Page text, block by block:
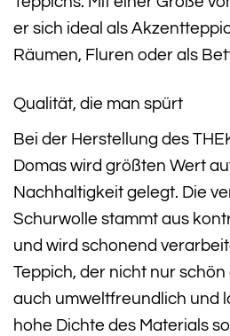
er sich ideal als
Räumen, Fluren oder als
Qualität, die man spürt
Bei der Herstellung des
Domas wird größten Wert
Nachhaltigkeit gelegt. Die
Schurwolle stammt aus
und wird schonend
Teppich, der nicht nur
auch umweltfreundlich und
hohe Dichte des Materials